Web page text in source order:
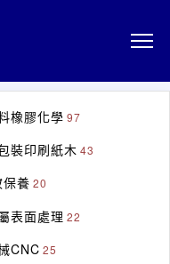
橡膠化學 97
裝印刷紙木 43
養 20
表面處理 22
CNC 25